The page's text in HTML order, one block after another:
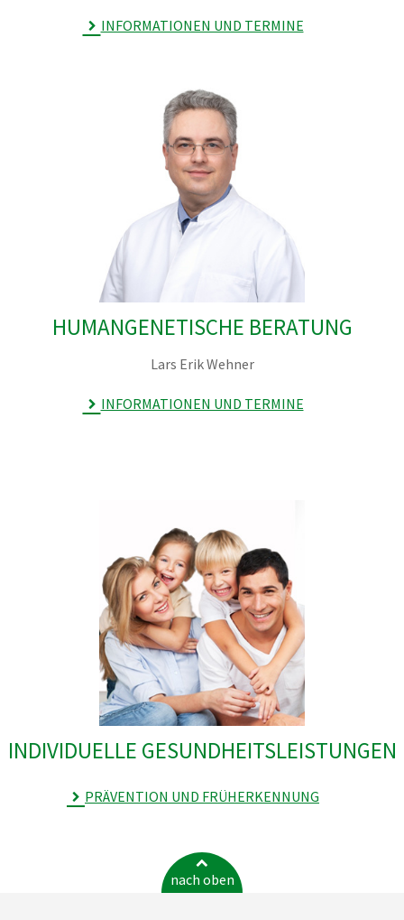
INFORMATIONEN UND TERMINE
HUMANGENETISCHE BERATUNG
Lars Erik Wehner
INFORMATIONEN UND TERMINE
INDIVIDUELLE GESUNDHEITSLEISTUNGEN
PRÄVENTION UND FRÜHERKENNUNG
nach oben